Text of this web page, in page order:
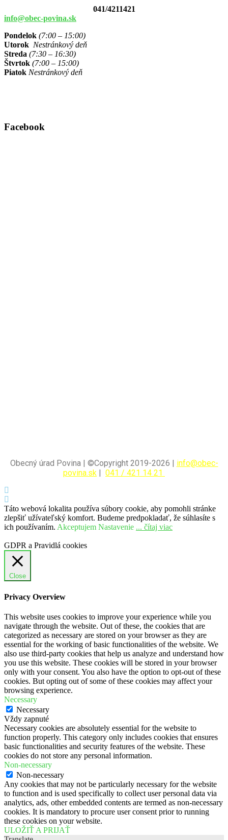
041/4211421
info@obec-povina.sk
Pondelok (7:00 – 15:00)
Utorok Nestránkový deň
Streda (7:30 – 16:30)
Štvrtok (7:00 – 15:00)
Piatok Nestránkový deň
Facebook
Obecný úrad Povina | ©Copyright 2019-2026 | info@obec-
povina.sk
041 / 421 14 21
Táto webová lokalita používa súbory cookie, aby pomohli stránke
zlepšiť užívateľský komfort. Budeme predpokladať, že súhlasíte s
ich používaním. Akceptujem Nastavenie ... čítaj viac
GDPR a Pravidlá cookies
Close
Privacy Overview
This website uses cookies to improve your experience while you
navigate through the website. Out of these, the cookies that are
categorized as necessary are stored on your browser as they are
essential for the working of basic functionalities of the website. We
also use third-party cookies that help us analyze and understand how
you use this website. These cookies will be stored in your browser
only with your consent. You also have the option to opt-out of these
cookies. But opting out of some of these cookies may affect your
browsing experience.
Necessary
Necessary
Vždy zapnuté
Necessary cookies are absolutely essential for the website to
function properly. This category only includes cookies that ensures
basic functionalities and security features of the website. These
cookies do not store any personal information.
Non-necessary
Non-necessary
Any cookies that may not be particularly necessary for the website
to function and is used specifically to collect user personal data via
analytics, ads, other embedded contents are termed as non-necessary
cookies. It is mandatory to procure user consent prior to running
these cookies on your website.
ULOŽIŤ A PRIJAŤ